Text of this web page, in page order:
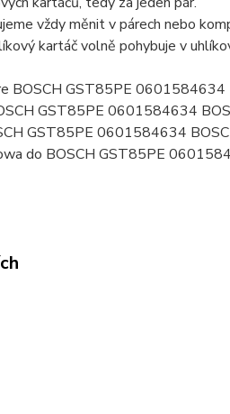
vždy měnit v párech nebo
kartáč volně pohybuje v
BOSCH GST85PE
GST85PE 0601584634
GST85PE 0601584634
do BOSCH GST85PE